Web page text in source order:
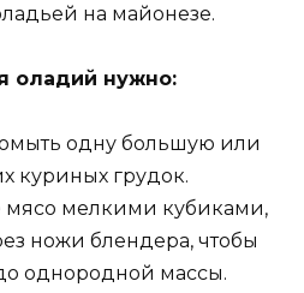
на майонезе.
оладий нужно:
одну большую или
куриных грудок.
мясо мелкими кубиками,
ножи блендера, чтобы
однородной массы.